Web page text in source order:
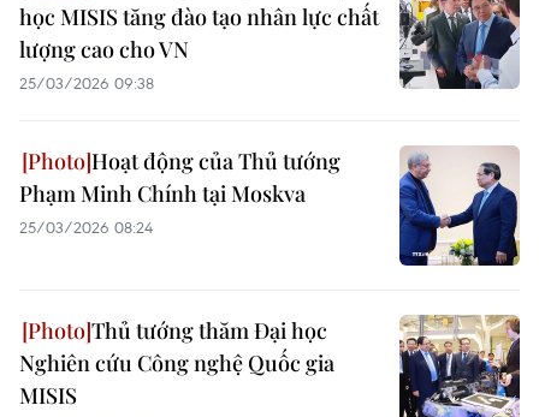
học MISIS tăng đào tạo nhân lực chất
lượng cao cho VN
25/03/2026 09:38
Hoạt động của Thủ tướng
Phạm Minh Chính tại Moskva
25/03/2026 08:24
Thủ tướng thăm Đại học
Nghiên cứu Công nghệ Quốc gia
MISIS